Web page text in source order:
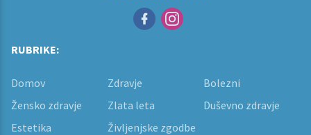
RUBRIKE:
Domov Zdravje
Bolezni
Žensko zdravje
Zlata leta
Duševno zdravje
Estetika
Življenjske zgodbe